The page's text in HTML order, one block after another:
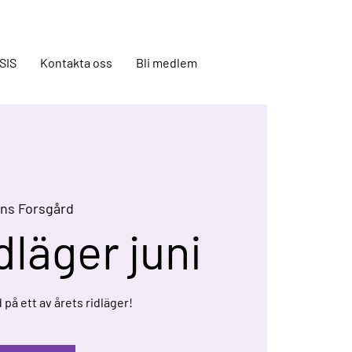
Kontakta oss Bli medlem
Forsgård
juni
på ett av årets ridläger!